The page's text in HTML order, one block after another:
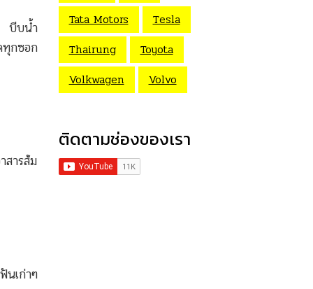
บีบน้ำ
ทุกซอก
สารส้ม
นเก่าๆ
Tata Motors
Tesla
Thairung
Toyota
Volkwagen
Volvo
ติดตามช่องของเรา